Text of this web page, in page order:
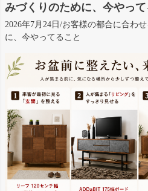
みづくりのために、今やって
2026年7月24日/お客様の都合に合わ
に、今やってること